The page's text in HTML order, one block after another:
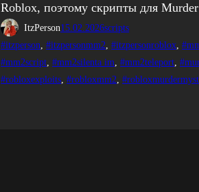
Roblox, поэтому скрипты для
ItzPerson15.02.2026scripts
#itzperson, #itzpersonmm2, #itzpersonroblox,
#mm2script, #mm2silenta im, #mm2teleport,
#robloxexploits, #robloxmm2,